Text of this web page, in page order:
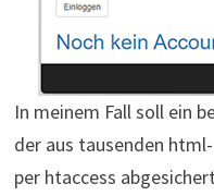
In meinem Fall soll ein
der aus tausenden
per htaccess